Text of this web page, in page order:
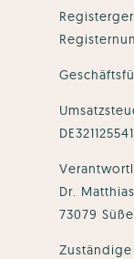
DE321125541
Dr.
73079